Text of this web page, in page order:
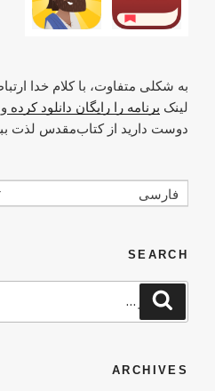
به شکلی متفاوت، با کلام خدا
لینک برنامه را رایگان دانلود کرده
دوست دارید از کتاب‌مقدس لذت
فارسی
SEARCH
جستجو
برای
جستجو
ARCHIVES